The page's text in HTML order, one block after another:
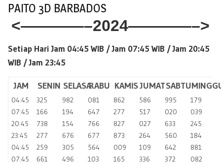
PAITO 3D BARBADOS
<————–2024————–>
Setiap Hari Jam 04:45 WIB /Jam 07:45 WIB / Jam 20:45
WIB / Jam 23:45
JAM SENIN SELASARABU KAMISJUMATSABTU
04:45 325 982 081 862 586 995
179
07:45
166 194 647 277 517 020
039
20:45
738 154 766 827 027 633
245
23:45
277 676 677 873 264 560
184
04:45
259 305 564 009 109 642
881
07:45
661 496 103 165 336 372
082